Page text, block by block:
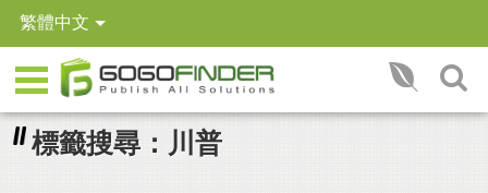
繁體中文
標籤搜尋：川普